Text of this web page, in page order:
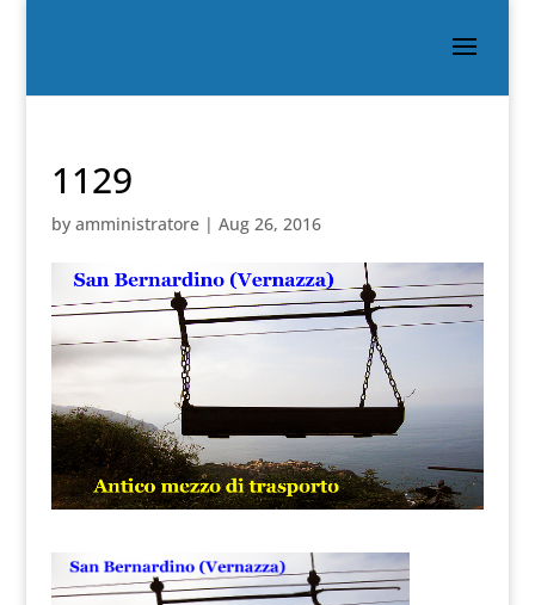
1129
by amministratore| Aug 26, 2016